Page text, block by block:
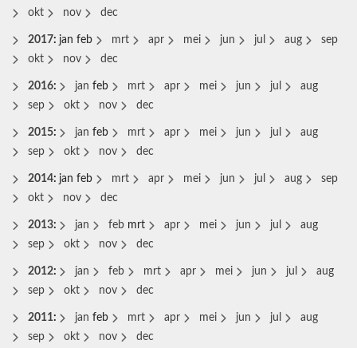
okt
nov dec
2017: jan feb mrt apr mei jun jul aug
sep
okt
nov dec
2016: jan feb mrt apr mei jun jul
aug
sep
okt nov dec
2015: jan feb mrt apr mei jun jul
aug
sep
okt nov dec
2014: jan feb mrt apr mei jun jul aug
sep
okt
nov dec
2013: jan feb mrt apr mei jun jul
aug
sep
okt nov dec
2012: jan feb mrt apr mei jun jul
aug
sep
okt nov dec
2011: jan feb mrt apr mei jun jul
aug
sep
okt nov dec